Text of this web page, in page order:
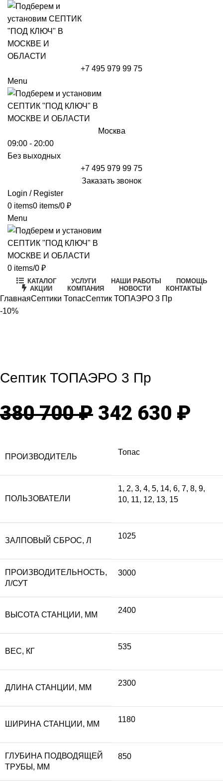
+7 495 979 99 75
Menu
Москва
09:00 - 20:00
Без выходных
+7 495 979 99 75
Заказать звонок
Login / Register
0 items0 items/0 ₽
Menu
0 items/0 ₽
КАТАЛОГ УСЛУГИ НАШИ РАБОТЫ
ПОМОЩЬ
АКЦИИ
КОМПАНИЯ НОВОСТИ КОНТАКТЫ
ГлавнаяСептики ТопасСептик ТОПАЭРО 3 Пр
-10%
Септик ТОПАЭРО 3 Пр
380 700₽
цена
составляла
380
700 ₽.
342 630 ₽
ПРОИЗВОДИТЕЛЬ
Топас
ПОЛЬЗОВАТЕЛИ
1, 2, 3, 4, 5, 14, 6, 7, 8, 9,
10, 11, 12, 13, 15
ЗАЛПОВЫЙ СБРОС, Л
1025
ПРОИЗВОДИТЕЛЬНОСТЬ,
Л/СУТ
3000
ВЫСОТА СТАНЦИИ, ММ
2400
ВЕС, КГ
535
ДЛИНА СТАНЦИИ, ММ
2300
ШИРИНА СТАНЦИИ, ММ
1180
ГЛУБИНА ПОДВОДЯЩЕЙ
ТРУБЫ, ММ
850